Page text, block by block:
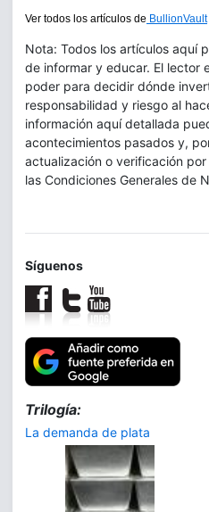
Ver todos los artículos de BullionVault
Nota: Todos los artículos aquí
de informar y educar. El lector
poder para decidir dónde
responsabilidad y riesgo al
información aquí detallada
acontecimientos pasados y,
actualización o verificación
las Condiciones Generales de
Síguenos
Trilogía:
La demanda de plata